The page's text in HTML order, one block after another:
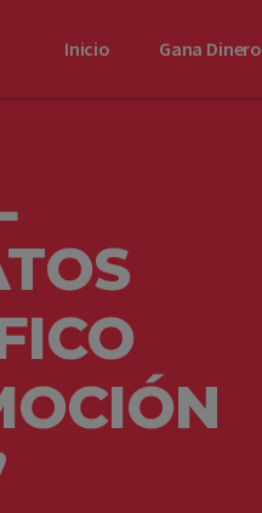
Inicio Gana Dinero